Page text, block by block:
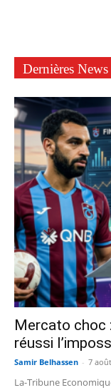
Dernières News
Mercato choc
réussi
Samir Belhassen - 7
La-Tribune